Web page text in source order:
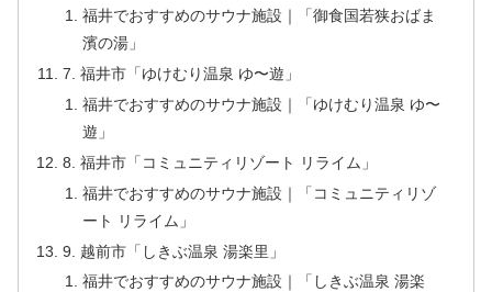
福井でおすすめのサウナ施設｜「御食国若狭おばま
濱の湯」
7. 福井市「ゆけむり温泉 ゆ〜遊」
福井でおすすめのサウナ施設｜「ゆけむり温泉 ゆ〜
遊」
8. 福井市「コミュニティリゾート リライム」
福井でおすすめのサウナ施設｜「コミュニティリゾ
ート リライム」
9. 越前市「しきぶ温泉 湯楽里」
福井でおすすめのサウナ施設｜「しきぶ温泉 湯楽